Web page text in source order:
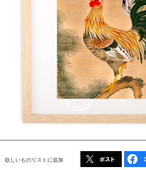
欲しいものリストに追加